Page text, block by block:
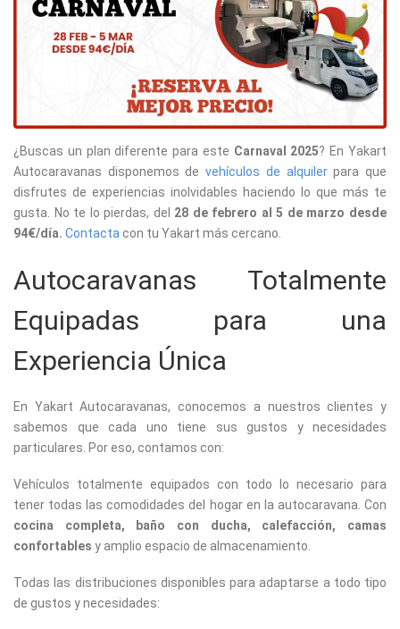
¿Buscas un plan diferente para este Carnaval 2025? En Yakart
Autocaravanas disponemos devehículos de alquilerpara que
disfrutes de experiencias inolvidables haciendo lo que más te
gusta. No te lo pierdas, del 28 de febrero al 5 de marzo desde
94€/día. Contacta con tu Yakart más cercano.
Autocaravanas Totalmente
Equipadas para una
Experiencia Única
En Yakart Autocaravanas, conocemos a nuestros clientes y
sabemos que cada uno tiene sus gustos y necesidades
particulares. Por eso, contamos con:
Vehículos totalmente equipados con todo lo necesario para
tener todas las comodidades del hogar en la autocaravana. Con
cocina completa, baño con ducha, calefacción, camas
confortables y amplio espacio de almacenamiento.
Todas las distribuciones disponibles para adaptarse a todo tipo
de gustos y necesidades: